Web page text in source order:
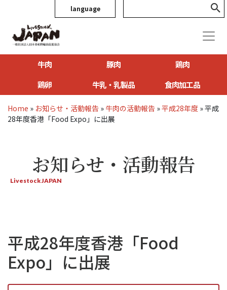
language
牛肉 豚肉
鶏肉
鶏卵
牛乳・乳製品 食肉加工品
Home » お知らせ・活動報告 » 牛肉の活動報告 »平成28年度 »平成
28年度香港「Food Expo」に出展
お知らせ・活動報告
Livestock JAPAN
平成28年度香港「Food
Expo」に出展